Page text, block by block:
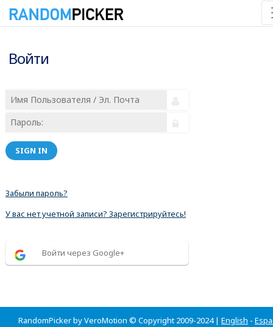
Войти
SIGN IN
Забыли пароль?
У вас нет учетной записи? Зарегистрируйтесь!
Войти через Google+
RandomPicker by VeroMotion © Copyright 2009-2024 | English -